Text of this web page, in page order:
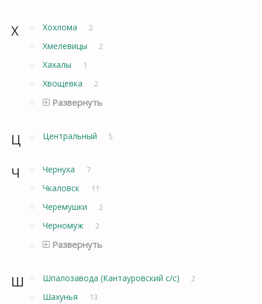
Х Хохлома 2
Хмелевицы 2
Хахалы 1
Хвощевка 2
Развернуть
Ц Центральный 5
Ч Чернуха 7
Чкаловск 11
Черемушки 2
Черномуж 2
Развернуть
Ш Шпалозавода (Кантауровский с/с) 2
Шахунья 13